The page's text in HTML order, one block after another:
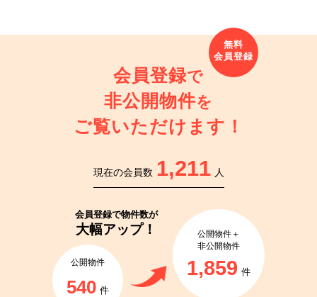
会員登録で
非公開物件を
ご覧いただけます！
現在の会員数 1,211 人
会員登録で物件数が
大幅アップ！
公開物件
540 件
公開物件＋
非公開物件
1,859 件